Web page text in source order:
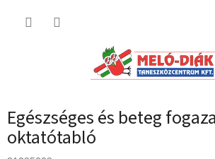
Egészséges és beteg
oktatótabló